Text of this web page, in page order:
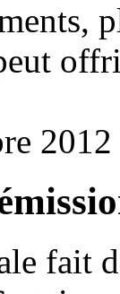
2012
fait